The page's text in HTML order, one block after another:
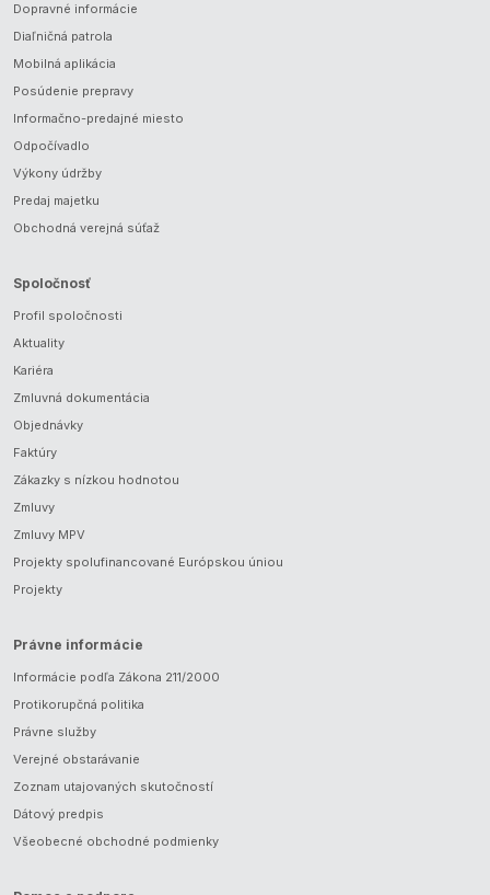
Dopravné informácie
Diaľničná patrola
Mobilná aplikácia
Posúdenie prepravy
Informačno-predajné miesto
Odpočívadlo
Výkony údržby
Predaj majetku
Obchodná verejná súťaž
Spoločnosť
Profil spoločnosti
Aktuality
Kariéra
Zmluvná dokumentácia
Objednávky
Faktúry
Zákazky s nízkou hodnotou
Zmluvy
Zmluvy MPV
Projekty spolufinancované Európskou úniou
Projekty
Právne informácie
Informácie podľa Zákona 211/2000
Protikorupčná politika
Právne služby
Verejné obstarávanie
Zoznam utajovaných skutočností
Dátový predpis
Všeobecné obchodné podmienky